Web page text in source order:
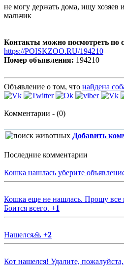
не могу держать дома, ищу хозяев
мальчик
Контакты можно посмотреть по
https://POISKZOO.RU/194210
Номер объявления: 194210
Объявление о том, что найдена
Комментарии - (0)
Добавить
Последние комментарии
Кошка нашлась уберите
Кошка еще не нашлась. Прошу
Боится всего. +1
Нашелся🙏 +2
Кот нашелся! Удалите,